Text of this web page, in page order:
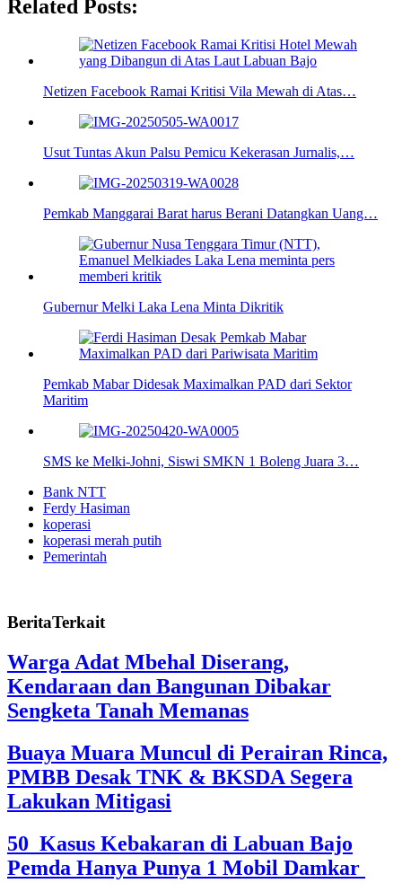
Related Posts:
Netizen Facebook Ramai Kritisi Vila Mewah di Atas…
Usut Tuntas Akun Palsu Pemicu Kekerasan Jurnalis,…
Pemkab Manggarai Barat harus Berani Datangkan Uang…
Gubernur Melki Laka Lena Minta Dikritik
Pemkab Mabar Didesak Maximalkan PAD dari Sektor
Maritim
SMS ke Melki-Johni, Siswi SMKN 1 Boleng Juara 3…
Bank NTT
Ferdy Hasiman
koperasi
koperasi merah putih
Pemerintah
BeritaTerkait
Warga Adat Mbehal Diserang,
Kendaraan dan Bangunan Dibakar
Sengketa Tanah Memanas
Buaya Muara Muncul di Perairan Rinca,
PMBB Desak TNK & BKSDA Segera
Lakukan Mitigasi
50 Kasus Kebakaran di Labuan Bajo
Pemda Hanya Punya 1 Mobil Damkar